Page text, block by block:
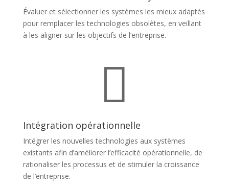
Évaluer et sélectionner les systèmes les mieux adaptés
pour remplacer les technologies obsolètes, en veillant
à les aligner sur les objectifs de l’entreprise.

Intégration opérationnelle
Intégrer les nouvelles technologies aux systèmes
existants afin d’améliorer l’efficacité opérationnelle, de
rationaliser les processus et de stimuler la croissance
de l’entreprise.